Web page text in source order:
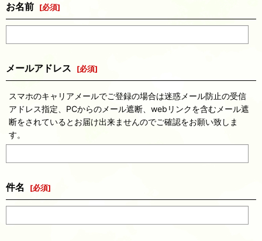
お名前 [必須]
メールアドレス [必須]
スマホのキャリアメールでご登録の場合は迷惑メール防止の受信
アドレス指定、PCからのメール遮断、webリンクを含むメール遮
断をされているとお届け出来ませんのでご確認をお願い致しま
す。
件名 [必須]